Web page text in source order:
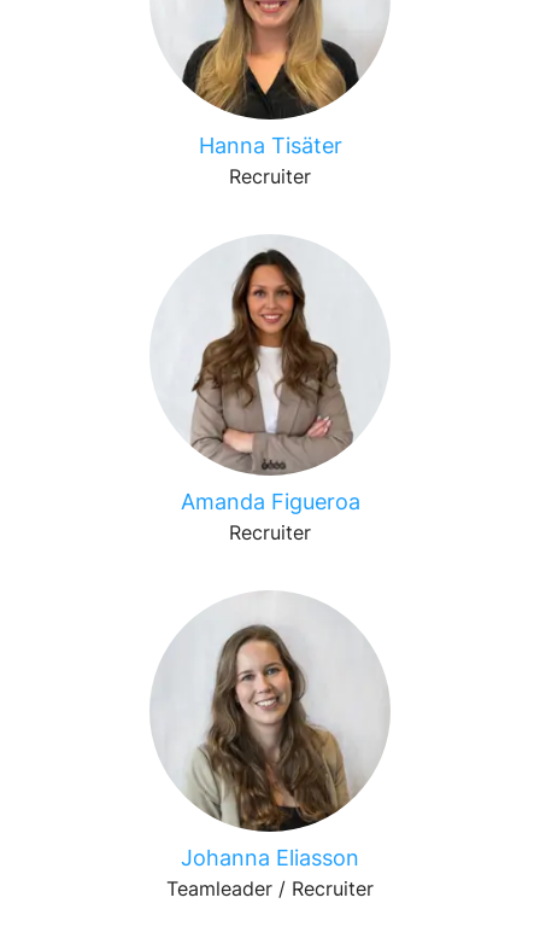
Hanna Tisäter
Recruiter
Amanda Figueroa
Recruiter
Johanna Eliasson
Teamleader / Recruiter